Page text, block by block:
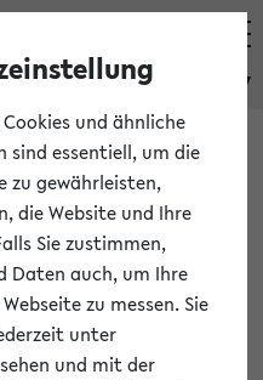
eKVV
Veranstaltungen
und ähnliche
sind essentiell, um die
zu gewährleisten,
die Website und Ihre
Sie zustimmen,
Daten auch, um Ihre
zu messen. Sie
unter
und mit der